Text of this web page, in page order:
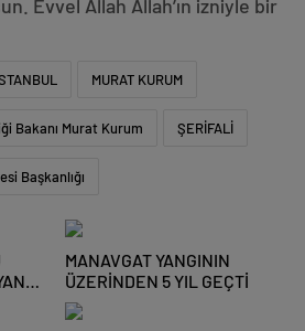
Evvel Allah Allah’ın izniyle bir
MURAT KURUM
Bakanı Murat Kurum ŞERİFALİ
Başkanlığı
MANAVGAT YANGININ
ÜZERİNDEN 5 YIL GEÇTİ